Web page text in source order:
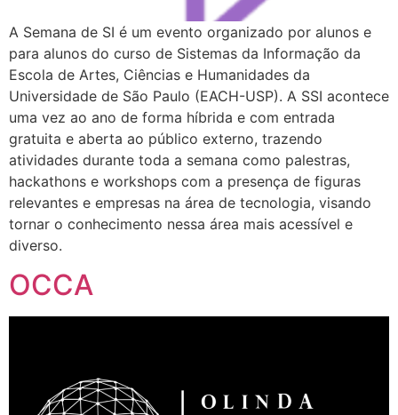
A Semana de SI é um evento organizado por alunos e
para alunos do curso de Sistemas da Informação da
Escola de Artes, Ciências e Humanidades da
Universidade de São Paulo (EACH-USP). A SSI acontece
uma vez ao ano de forma híbrida e com entrada
gratuita e aberta ao público externo, trazendo
atividades durante toda a semana como palestras,
hackathons e workshops com a presença de figuras
relevantes e empresas na área de tecnologia, visando
tornar o conhecimento nessa área mais acessível e
diverso.
OCCA